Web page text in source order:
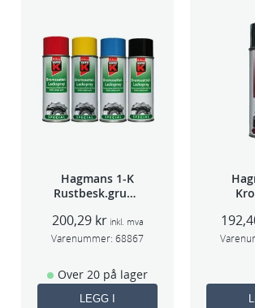
Hagmans 1-K
Rustbesk.grunn
200,29 kr inkl. mva
Varenummer: 68867
Over 20 på lager
LEGG I